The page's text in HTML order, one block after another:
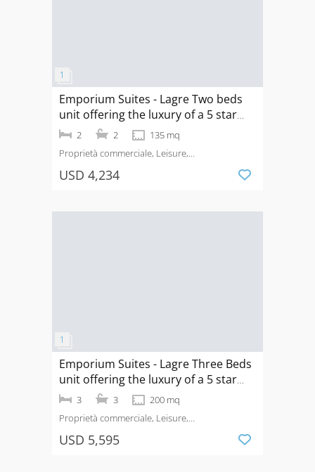
Emporium Suites - Lagre Two beds
unit offering the luxury of a 5 star
hotel in Phrongphong.
2 2
135 mq
Proprietà commerciale, Leisure,
USD 4,234
Emporium Suites - Lagre Three Beds
unit offering the luxury of a 5 star
hotel in Phrongphong.
3 3
200 mq
Proprietà commerciale, Leisure,
USD 5,595